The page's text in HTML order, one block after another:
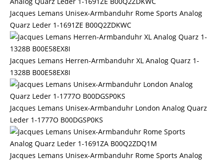
Jacques Lemans Unisex-Armbanduhr Rome Sports Analog
Quarz Leder 1-1691ZE B00Q2ZDKWC
Jacques Lemans Herren-Armbanduhr XL Analog Quarz 1-
1328B B00E58EX8I
Jacques Lemans Unisex-Armbanduhr London Analog Quarz
Leder 1-1777O B00DGSP0KS
Jacques Lemans Unisex-Armbanduhr Rome Sports Analog